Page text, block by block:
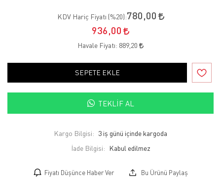
KDV Hariç Fiyatı (%20):780,00
936,00
Havale Fiyatı: 889,20
SEPETE EKLE
TEKLIF AL
Kargo Bilgisi: 3 iş günü içinde kargoda
İade Bilgisi:
Fiyatı Düşünce Haber Ver Bu Ürünü Paylaş